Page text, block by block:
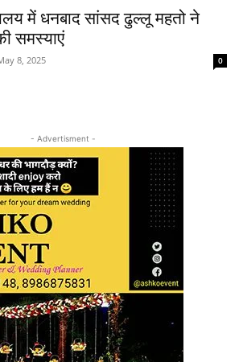
में धनबाद सांसद ढुल्लू महतो ने
समस्याएं
8, 2025 0
- Advertisment -